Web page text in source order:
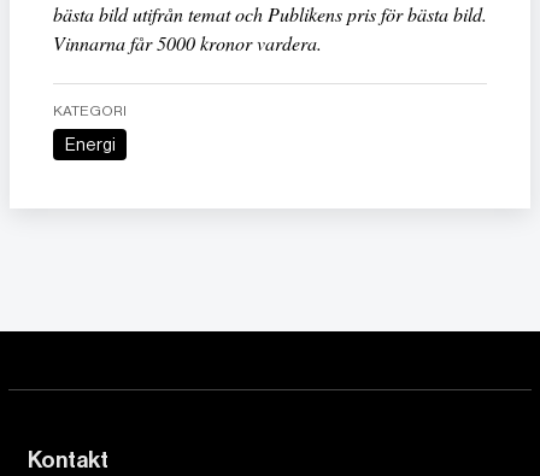
bästa bild utifrån temat och Publikens pris för bästa bild.
Vinnarna får 5000 kronor vardera.
KATEGORI
Energi
Kontakt